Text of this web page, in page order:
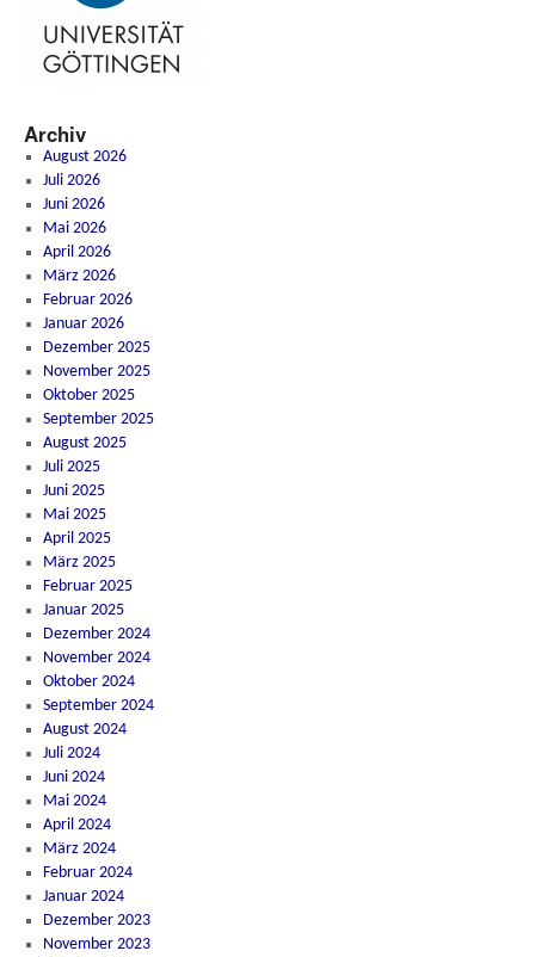
Archiv
August 2026
Juli 2026
Juni 2026
Mai 2026
April 2026
März 2026
Februar 2026
Januar 2026
Dezember 2025
November 2025
Oktober 2025
September 2025
August 2025
Juli 2025
Juni 2025
Mai 2025
April 2025
März 2025
Februar 2025
Januar 2025
Dezember 2024
November 2024
Oktober 2024
September 2024
August 2024
Juli 2024
Juni 2024
Mai 2024
April 2024
März 2024
Februar 2024
Januar 2024
Dezember 2023
November 2023